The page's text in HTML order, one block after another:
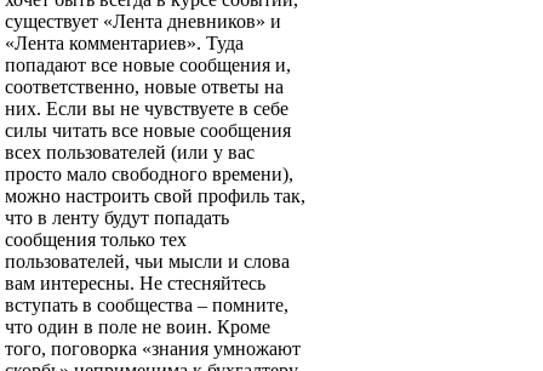
существует «Лента дневников» и
«Лента комментариев». Туда
попадают все новые сообщения и,
соответственно, новые ответы на
них. Если вы не чувствуете в себе
силы читать все новые сообщения
всех пользователей (или у вас
просто мало свободного времени),
можно настроить свой профиль так,
что в ленту будут попадать
сообщения только тех
пользователей, чьи мысли и слова
вам интересны. Не стесняйтесь
вступать в сообщества – помните,
что один в поле не воин. Кроме
того, поговорка «знания умножают